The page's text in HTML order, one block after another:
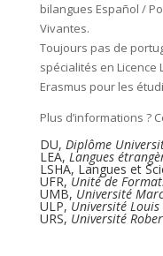
bilangues Español /
Vivantes.
Toujours pas de
spécialités en Licence
Erasmus pour les
Plus d’informations ?
DU, Diplôme
LEA, Langues
LSHA, Langues et
UFR, Unité de
UMB, Université
ULP,Université Louis
URS, Université